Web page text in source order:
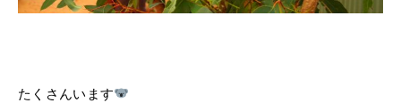
たくさんいます